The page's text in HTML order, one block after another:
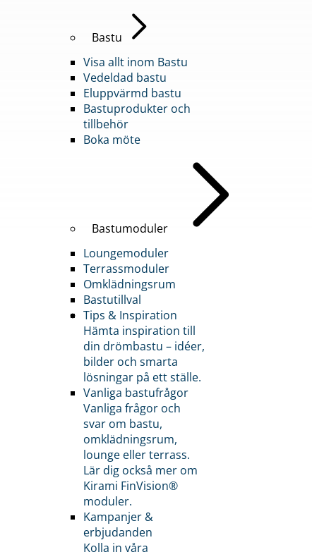
Bastu
Visa allt inom Bastu
Vedeldad bastu
Eluppvärmd bastu
Bastuprodukter och
tillbehör
Boka möte
Bastumoduler
Loungemoduler
Terrassmoduler
Omklädningsrum
Bastutillval
Tips & Inspiration
Hämta inspiration till
din drömbastu – idéer,
bilder och smarta
lösningar på ett ställe.
Vanliga bastufrågor
Vanliga frågor och
svar om bastu,
omklädningsrum,
lounge eller terrass.
Lär dig också mer om
Kirami FinVision®
moduler.
Kampanjer &
erbjudanden
Kolla in våra